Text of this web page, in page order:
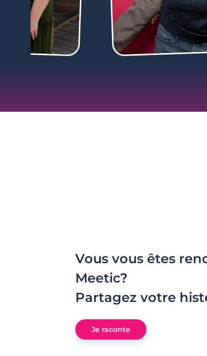
Vous vous êtes
Meetic?
Partagez votre
Je raconte